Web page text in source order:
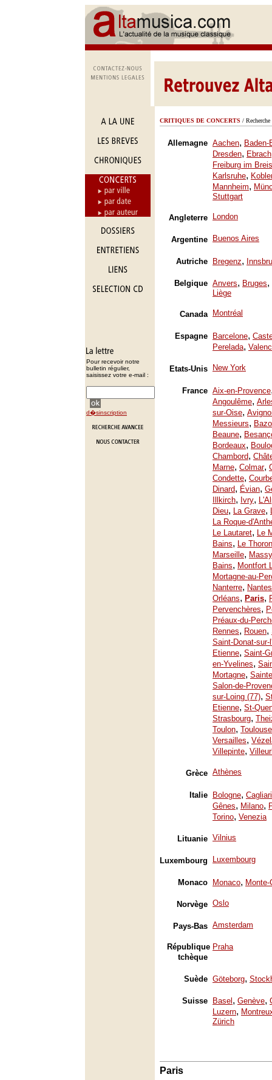
Pour recevoir notre
bulletin régulier,
saisissez votre e-mail :
d�sinscription
CRITIQUES DE CONCERTS /
Allemagne Aachen, Baden-
Dresden, Ebrach
Freiburg im
Karlsruhe,
Mannheim,
Stuttgart
Angleterre London
Argentine Buenos Aires
Autriche Bregenz,
Belgique Anvers, Bruges,
Liège
Canada Montréal
Espagne Barcelone,
Perelada,
Etats-Unis New York
France Aix-en-Provence
Angoulême,
sur-Oise,
Messieurs,
Beaune,
Bordeaux,
Chambord,
Marne, Colmar,
Condette,
Dinard, Évian,
Illkirch, Ivry,
Dieu, La Grave,
La Roque-
Le Lautaret, Le
Bains, Le
Marseille, Massy
Bains, Montfort
Mortagne-au-
Nanterre, Nantes
Orléans, Paris,
Pervenchères,
Préaux-du-
Rennes, Rouen,
Saint-Donat-sur-
Etienne, Saint-
en-Yvelines,
Mortagne,
Salon-de-
sur-Loing (77),
Etienne, St-
Strasbourg,
Toulon, Toulouse
Versailles,
Villepinte,
Grèce Athènes
Italie Bologne, Cagliari
Gênes, Milano,
Torino, Venezia
Lituanie Vilnius
Luxembourg Luxembourg
Monaco Monaco, Monte-
Norvège Oslo
Pays-Bas Amsterdam
République
tchèque
Praha
Suède Göteborg,
Suisse Basel , Genève,
Luzern,
Zürich
Paris